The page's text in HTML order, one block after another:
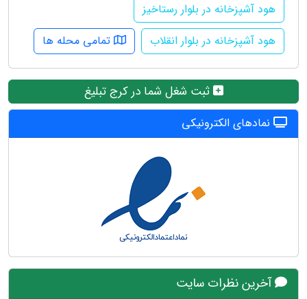
هود آشپزخانه در بلوار رستاخیز
هود آشپزخانه در بلوار انقلاب
تمامی محله ها
ثبت شغل شما در کرج تبلیغ
نمادهای الکترونیکی
آخرین نظرات سایت